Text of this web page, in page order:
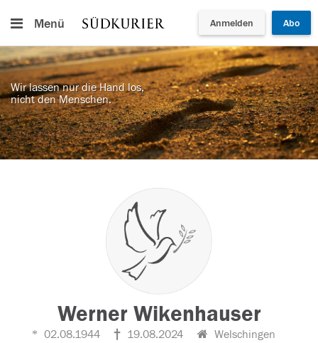
Menü Anmelden Abo
Wir lassen nur die Hand los,
nicht den Menschen.
Werner Wikenhauser
02.08.1944 19.08.2024 Welschingen